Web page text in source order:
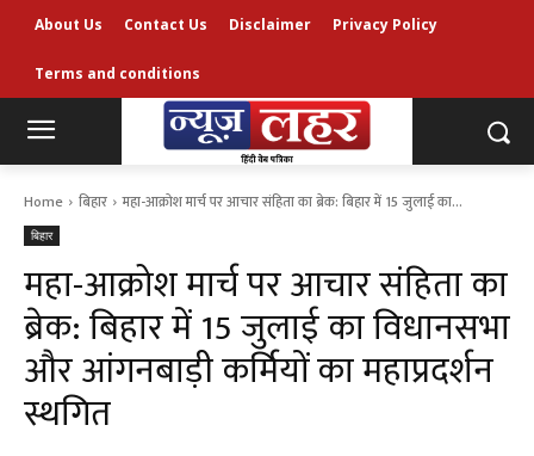
About Us Contact Us Disclaimer Privacy Policy
Terms and conditions
Home बिहार महा-आक्रोश मार्च पर आचार संहिता का ब्रेक: बिहार में 15 जुलाई का...
बिहार
महा-आक्रोश मार्च पर आचार संहिता का
ब्रेक: बिहार में 15 जुलाई का विधानसभा
और आंगनबाड़ी कर्मियों का महाप्रदर्शन
स्थगित